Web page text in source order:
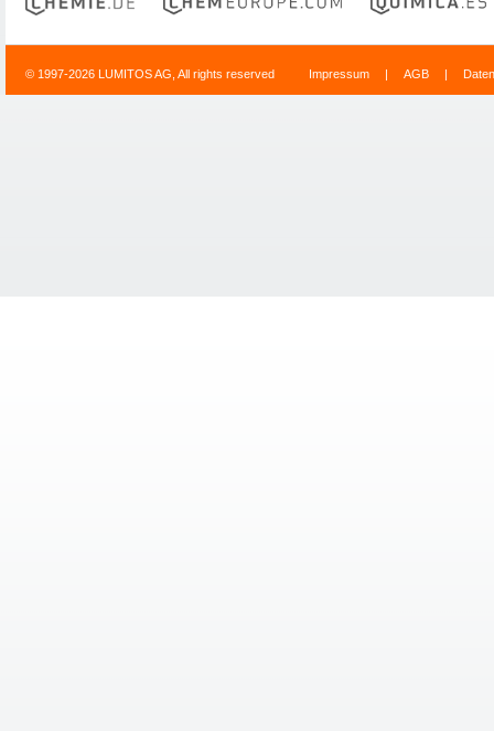
© 1997-2026 LUMITOS AG, All rights reserved Impressum | AGB |